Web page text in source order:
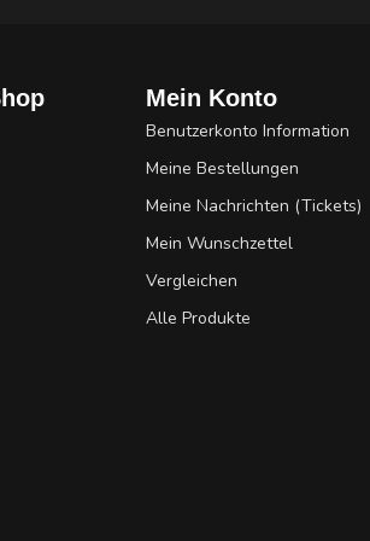
Mein Konto
Benutzerkonto Information
Meine Bestellungen
Meine Nachrichten (Tickets)
Mein Wunschzettel
Vergleichen
Alle Produkte